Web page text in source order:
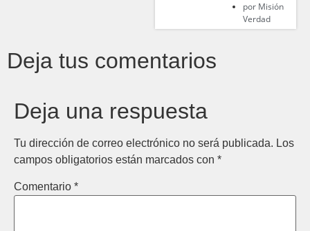
porMisión
Verdad
Deja tus comentarios
Deja una respuesta
Tu dirección de correo electrónico no será publicada. Los
campos obligatorios están marcados con *
Comentario *